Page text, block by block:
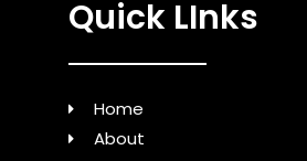
Quick LInks
Home
About